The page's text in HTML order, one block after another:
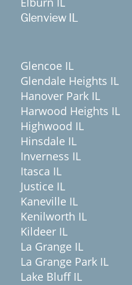
Glenview IL
Glencoe IL
Glendale Heights IL
Hanover Park IL
Harwood Heights IL
Highwood IL
Hinsdale IL
Inverness IL
Itasca IL
Justice IL
Kaneville IL
Kenilworth IL
Kildeer IL
La Grange IL
La Grange Park IL
Lake Bluff IL